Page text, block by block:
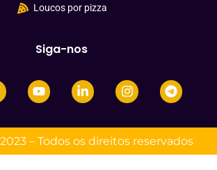
Loucos por pizza
Siga-nos
– Todos os direitos reservados